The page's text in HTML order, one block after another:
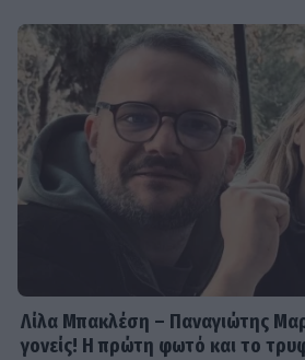
Λίλα Μπακλέση – Παναγιώτης
γονείς! Η πρώτη φωτό και το